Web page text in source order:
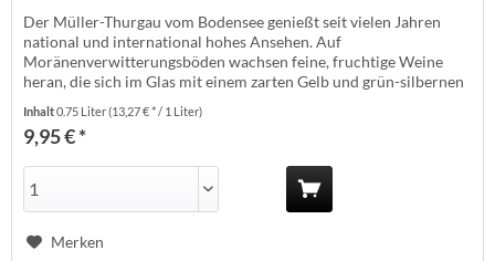
Der Müller-Thurgau vom Bodensee genießt seit vielen Jahren
national und international hohes Ansehen. Auf
Moränenverwitterungsböden wachsen feine, fruchtige Weine
heran, die sich im Glas mit einem zarten Gelb und grün-silbernen
heimischen, frischen Äpfeln und etwas Zitrus und leichte,
angenehm frische Kräuternuancen. Am...
Inhalt0.75 Liter(13,27 € * / 1 Liter)
9,95 € *
Merken